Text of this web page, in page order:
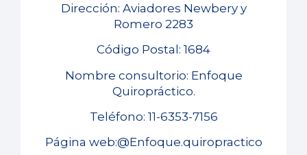
Dirección: Aviadores Newbery y
Romero 2283
Código Postal: 1684
Nombre consultorio: Enfoque
Quiropráctico.
Teléfono: 11-6353-7156
Página web:@Enfoque.quiropractico